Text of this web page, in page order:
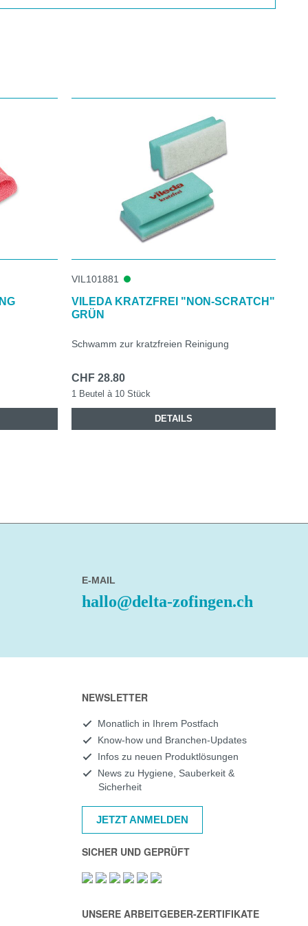
VIL101881
VILEDA KRATZFREI "NON-SCRATCH"
GRÜN
Schwamm zur kratzfreien Reinigung
CHF 28.80
1 Beutel à 10 Stück
DETAILS
E-MAIL
hallo@delta-zofingen.ch
NEWSLETTER
Monatlich in Ihrem Postfach
Know-how und Branchen-Updates
Infos zu neuen Produktlösungen
News zu Hygiene, Sauberkeit &
Sicherheit
JETZT ANMELDEN
SICHER UND GEPRÜFT
UNSERE ARBEITGEBER-ZERTIFIKATE